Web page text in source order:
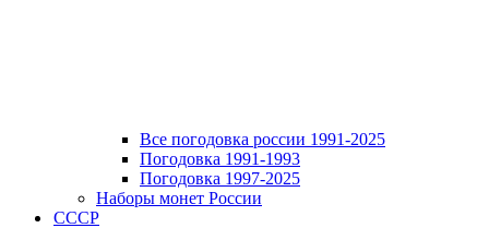
Все погодовка россии 1991-2025
Погодовка 1991-1993
Погодовка 1997-2025
Наборы монет России
СССР